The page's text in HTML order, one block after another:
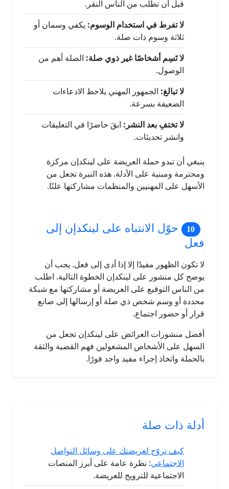
قبل أن تطلب من الناس النقر.
لا تفرط في استخدام الوسوم: يكفي وسمان أو
ثلاثة وسوم ذات صلة.
لا تَسِم أشخاصًا غير ذوي صلة: الصلة أهم من
الوصول.
لا تبالغ: الجمهور المهني يلاحظ الادعاءات
الضعيفة بسرعة.
لا تختفِ بعد النشر: ابقَ حاضرًا في التعليقات
وانشر تحديثات.
ينبغي أن تبدو حملة العريضة على لينكدإن مركزة
ومحترمة ومبنية على الأدلة. هذه النبرة تجعل من
الأسهل على المهنيين والمنظمات مشاركتها علنًا.
حوّل الانتباه على لينكدإن إلى
فعل
لا تكون الظهور مفيدًا إلا إذا أدى إلى فعل. يجب أن
يوضح كل منشور على لينكدإن الخطوة التالية. اطلب
من الناس التوقيع على العريضة أو مشاركتها مع شبكة
محددة أو وسم شخص ذي صلة أو إرسالها إلى صانع
قرار أو حضور اجتماع.
أفضل منشورات العرائض على لينكدإن تجعل من
السهل على الأشخاص المشغولين فهم القضية والثقة
بالحملة واتخاذ إجراء مفيد واحد فورًا.
أدلة ذات صلة
كيف تروّج لعريضتك على وسائل التواصل
الاجتماعي: نظرة عامة على أبرز المنصات
الاجتماعية للترويج للعريضة.